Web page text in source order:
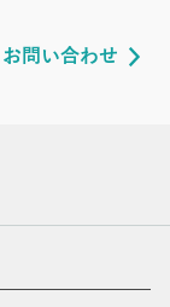
お問い合わせ